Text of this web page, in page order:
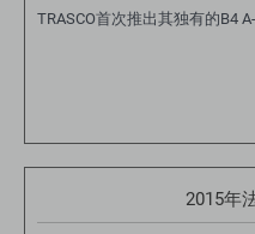
TRASCO首次推出其独有的B4
2015年